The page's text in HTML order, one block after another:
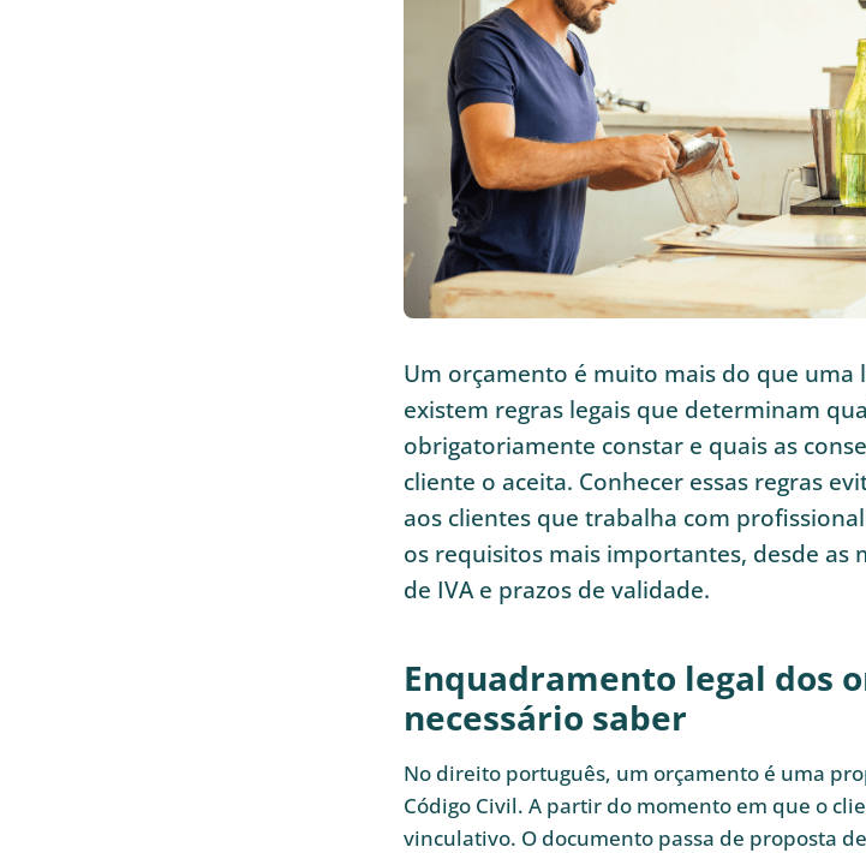
Um orçamento é muito mais do que uma
existem regras legais que determinam
obrigatoriamente constar e quais as
cliente o aceita. Conhecer essas regras
aos clientes que trabalha com
os requisitos mais importantes, desde as
de IVA e prazos de validade.
Enquadramento legal dos
necessário saber
No direito português, um orçamento é uma
Código Civil. A partir do momento em que o
vinculativo. O documento passa de proposta